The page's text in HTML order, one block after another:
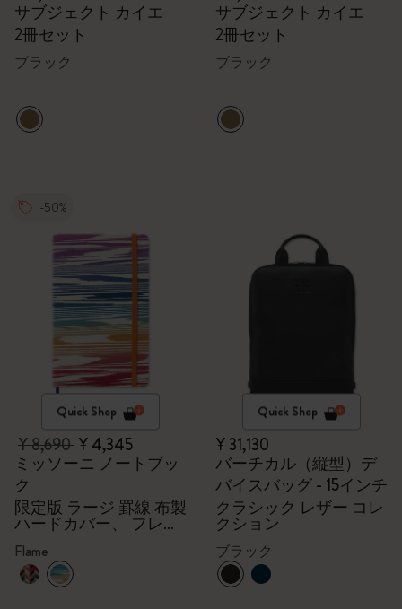
サブジェクト カイエ
2冊セット
ブラック
サブジェクト カイエ
2冊セット
ブラック
-50%
Quick Shop
¥ 8,690¥ 4,345
ミッソーニ ノートブッ
ク
限定版 ラージ 罫線 布製
ハードカバー、 フレー
ム
Flame
Quick Shop
¥ 31,130
バーチカル（縦型）デ
バイスバッグ - 15インチ
クラシック レザー コレ
クション
ブラック